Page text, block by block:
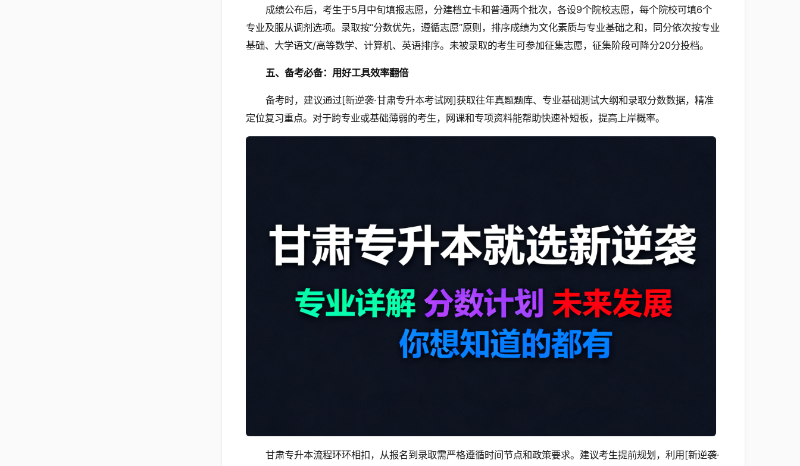
成绩公布后，考生于5月中旬填报志愿，分建档立卡和普通两个批次，各设9个院校志愿，每个院校可填6个
专业及服从调剂选项。录取按“分数优先，遵循志愿”原则，排序成绩为文化素质与专业基础之和，同分依次按专业
基础、大学语文/高等数学、计算机、英语排序。未被录取的考生可参加征集志愿，征集阶段可降分20分投档。
五、备考必备：用好工具效率翻倍
备考时，建议通过[新逆袭·甘肃专升本考试网]获取往年真题题库、专业基础测试大纲和录取分数数据，精准
定位复习重点。对于跨专业或基础薄弱的考生，网课和专项资料能帮助快速补短板，提高上岸概率。
甘肃专升本流程环环相扣，从报名到录取需严格遵循时间节点和政策要求。建议考生提前规划，利用[新逆袭·